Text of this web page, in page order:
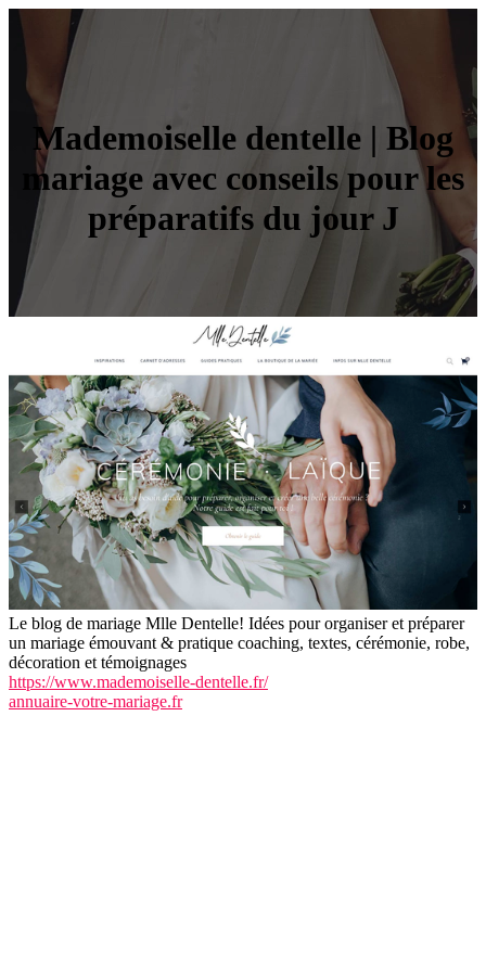
Mademoi­sel­le dentelle | Blog
mariage avec conseils pour les
préparatifs du jour J
Le blog de mariage Mlle Dentelle! Idées pour organiser et préparer
un mariage émouvant & pratique coaching, textes, cérémonie, robe,
décoration et témoignages
https://www.mademoiselle-dentelle.fr/
annuaire-votre-mariage.fr